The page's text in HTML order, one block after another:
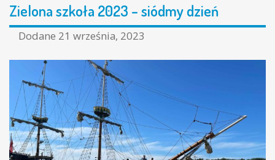
Zielona szkoła 2023 – siódmy dzień
Dodane 21 września, 2023